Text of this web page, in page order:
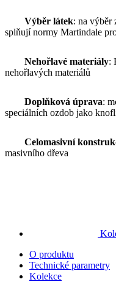
Výběr látek: na výběr
splňují normy Martindale
Nehořlavé materiály:
nehořlavých materiálů
Doplňková úprava:
speciálních ozdob jako
Celomasivní
masivního dřeva
O produktu
Technické parametry
Kolekce